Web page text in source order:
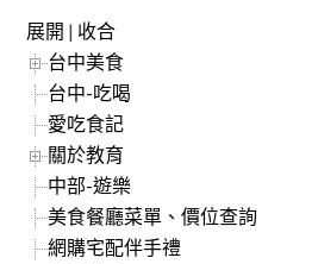
展開 | 收合
台中美食
台中-吃喝
愛吃食記
關於教育
中部-遊樂
美食餐廳菜單、價位查詢
網購宅配伴手禮